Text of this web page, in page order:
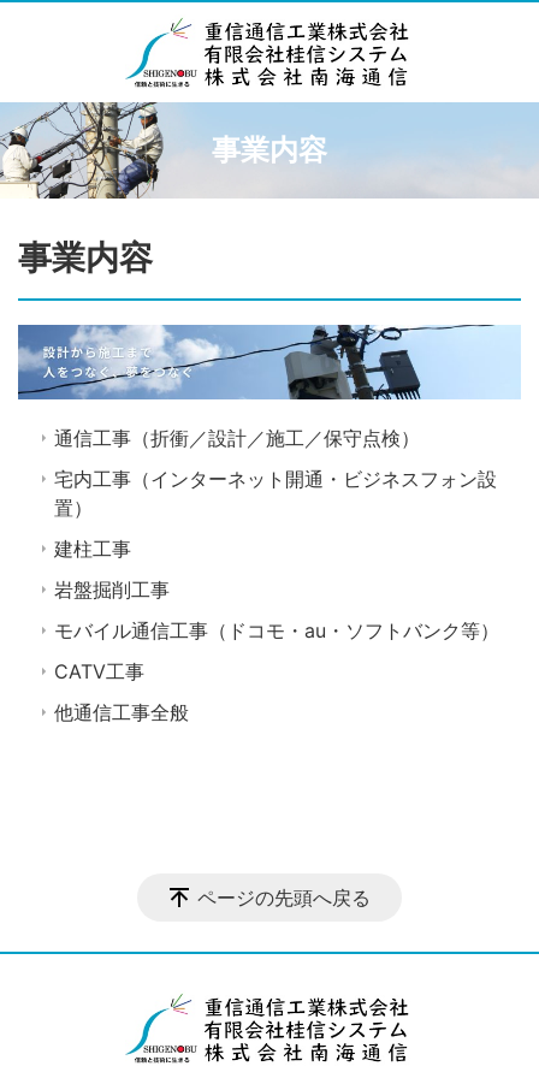
事業内容
事業内容
通信工事（折衝／設計／施工／保守点検）
宅内工事（インターネット開通・ビジネスフォン設
置）
建柱工事
岩盤掘削工事
モバイル通信工事（ドコモ・au・ソフトバンク等）
CATV工事
他通信工事全般
ページの先頭へ戻る